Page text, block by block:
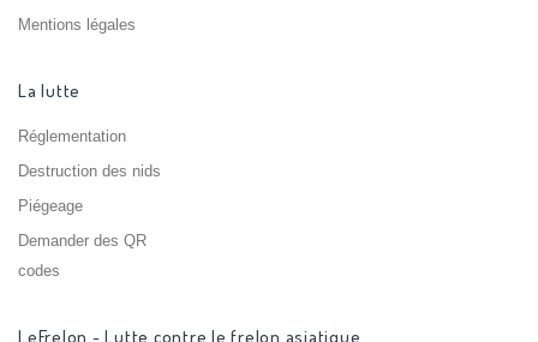
Mentions légales
La lutte
Réglementation
Destruction des nids
Piégeage
Demander des QR
codes
LeFrelon - Lutte contre le frelon asiatique